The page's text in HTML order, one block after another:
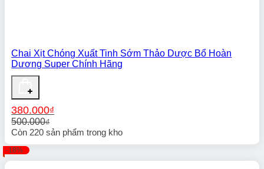
Chai Xịt Chóng Xuất Tinh Sớm Thảo Dược Bổ Hoàn
Dương Super Chính Hãng
500.000₫
Giá
là:
500.000₫.
380.000₫
Giá
tại
là:
Còn 220 sản phẩm trong kho
-18%